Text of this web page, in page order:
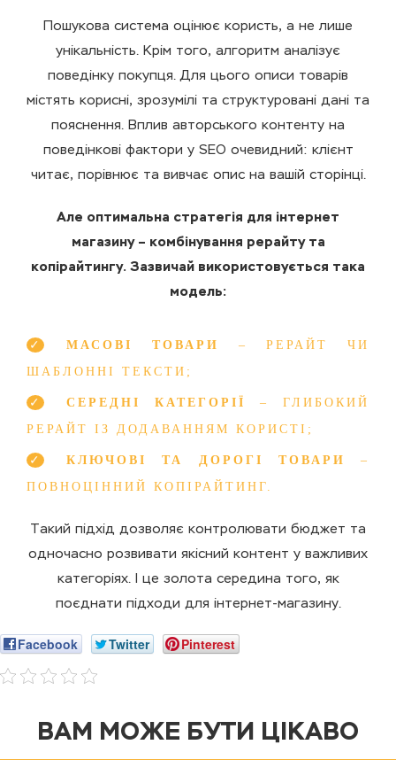
Пошукова система оцінює користь, а не лише
унікальність. Крім того, алгоритм аналізує
поведінку покупця. Для цього описи товарів
містять корисні, зрозумілі та структуровані дані та
пояснення. Вплив авторського контенту на
поведінкові фактори у SEO очевидний: клієнт
читає, порівнює та вивчає опис на вашій сторінці.
Але оптимальна стратегія для інтернет
магазину – комбінування рерайту та
копірайтингу. Зазвичай використовується така
модель:
МАСОВІ ТОВАРИ
– РЕРАЙТ ЧИ
ШАБЛОННІ ТЕКСТИ;
СЕРЕДНІ КАТЕГОРІЇ
– ГЛИБОКИЙ
РЕРАЙТ ІЗ ДОДАВАННЯМ КОРИСТІ;
КЛЮЧОВІ ТА ДОРОГІ ТОВАРИ
–
ПОВНОЦІННИЙ КОПІРАЙТИНГ.
Такий підхід дозволяє контролювати бюджет та
одночасно розвивати якісний контент у важливих
категоріях. І це золота середина того, як
поєднати підходи для інтернет-магазину.
Facebook Twitter Pinterest
ВАМ МОЖЕ БУТИ ЦІКАВО